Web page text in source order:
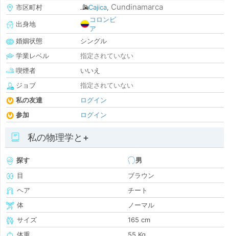
市区町村
Cajica, Cundinamarca
出身地
コロンビ
ア
婚姻状態
シングル
学業レベル
指定されていない
喫煙者
いいえ
ジョブ
指定されていない
私の友達
ログイン
参加
ログイン
私の物理学と+
探す
男
目
ブラウン
ヘア
チート
体
ノーマル
サイズ
165 cm